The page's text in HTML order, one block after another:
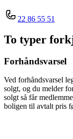
22 86 55 51
To typer
Forhåndsvarsel
Ved forhåndsvarsel
solgt, og du melder
solgt så får
boligen til avtalt pris